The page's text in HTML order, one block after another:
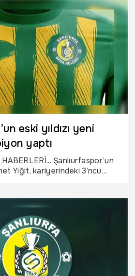
de Şanlıurfaspor’a da yazık
görüyorsunuzdur ya da
ama artık net ve samimi
oldu.
eski yıldızı yeni
yaptı
Şanlıurfaspor’un
Yiğit, kariyerindeki 3’ncü